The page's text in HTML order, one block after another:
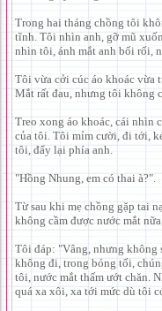
Trong hai tháng chồng tôi
tĩnh. Tôi nhìn anh, gỡ mũ
nhìn tôi, ánh mắt anh bối rối,
Tôi vừa cởi cúc áo khoác vừa
Mắt rất đau, nhưng tôi không
Treo xong áo khoác, cái nhìn
của tôi. Tôi mỉm cười, đi tới,
tôi, đẩy lại phía anh.
"Hồng Nhung, em có thai à?".
Từ sau khi mẹ chồng gặp tai
không cầm được nước mắt
Tôi đáp: "Vâng, nhưng không
không đi, trong bóng tối,
tôi, nước mắt thấm ướt chăn.
quá xa xôi, xa tới mức dù tôi